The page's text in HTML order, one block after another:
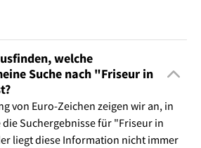
welche
Suche nach "Friseur in
von Euro-Zeichen zeigen wir an, in
Suchergebnisse für "Friseur in
liegt diese Information nicht immer